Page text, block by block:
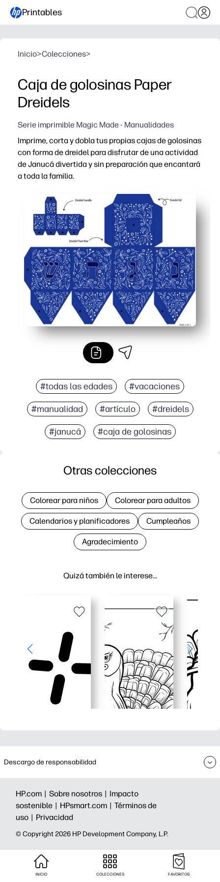
Printables
Inicio>Colecciones>
Caja de golosinas Paper
Dreidels
Serie imprimible Magic Made - Manualidades
Imprime, corta y dobla tus propias cajas de golosinas
con forma de dreidel para disfrutar de una actividad
de Janucá divertida y sin preparación que encantará
a toda la familia.
Listo en cuestión de minutos: basta con imprimir en
Mantiene a los niños ocupados con las
Perfecto para celebraciones en el aula, recuerdos de
Económico y ordenado: reutiliza la plantilla en
#todas las edades #vacaciones
#manualidad #artículo #dreidels
#janucá #caja de golosinas
Quizá también le interese…
Otras colecciones
Colorear para niños Colorear para adultos
Calendarios y planificadores Cumpleaños
Agradecimiento
Descargo de responsabilidad
HP.com | Sobre nosotros | Impacto
sostenible | HPsmart.com | Términos de
uso | Privacidad
©️ Copyright 2026 HP Development Company, L.P.
INICIO COLECCIONES FAVORITOS